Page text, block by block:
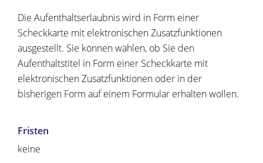
Die Aufenthaltserlaubnis wird in Form einer
Scheckkarte mit elektronischen Zusatzfunktionen
ausgestellt. Sie können wählen, ob Sie den
Aufenthaltstitel in Form einer Scheckkarte mit
elektronischen Zusatzfunktionen oder in der
bisherigen Form auf einem Formular erhalten wollen.
Fristen
keine